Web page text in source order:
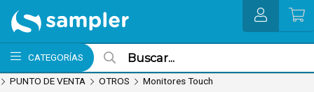
CATEGORÍAS
MI COMPRA
PUNTO DE VENTA OTROS Monitores Touch